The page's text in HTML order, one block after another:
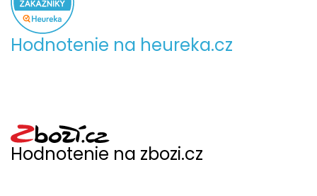
Hodnotenie na heureka.cz
Hodnotenie na zbozi.cz